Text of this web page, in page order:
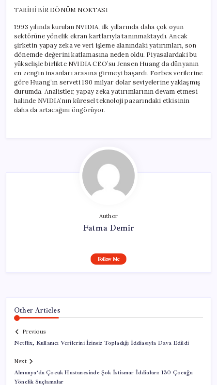
TARİHİ BİR DÖNÜM NOKTASI
1993 yılında kurulan NVIDIA, ilk yıllarında daha çok oyun
sektörüne yönelik ekran kartlarıyla tanınmaktaydı. Ancak
şirketin yapay zeka ve veri işleme alanındaki yatırımları, son
dönemde değerini katlamasına neden oldu. Piyasalardaki bu
yükselişle birlikte NVIDIA CEO’su Jensen Huang da dünyanın
en zengin insanları arasına girmeyi başardı. Forbes verilerine
göre Huang’ın serveti 190 milyar dolar seviyelerine yaklaşmış
durumda. Analistler, yapay zeka yatırımlarının devam etmesi
halinde NVIDIA’nın küresel teknoloji pazarındaki etkisinin
daha da artacağını öngörüyor.
Author
Fatma Demir
Follow Me
Other Articles
Previous
Netflix, Kullanıcı Verilerini İzinsiz Topladığı İddiasıyla Dava Edildi
Next
Almanya’da Çocuk Hastanesinde Şok İstismar İddiaları: 130 Çocuğa
Yönelik Suçlamalar